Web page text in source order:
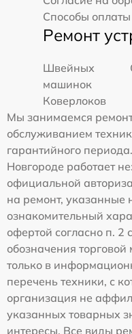
Способы оплаты
Ремонт
Швейных
машинок
Коверлоков
Мы занимаемся
обслуживанием
гарантийного
Новгороде работает
официальной
на ремонт, указанные
ознакомительный
офертой согласно п.
обозначения
только в
перечень техники, с
организация не
указанных товарных
интересы. Все виды